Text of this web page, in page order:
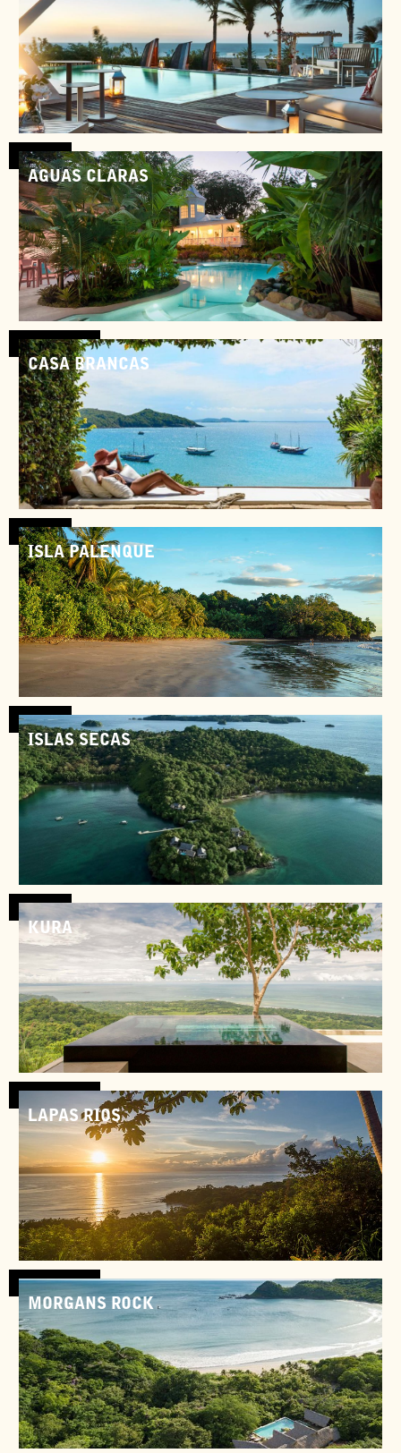
Brésil
AGUAS CLARAS
Costa Rica
CASA BRANCAS
Brésil
ISLA PALENQUE
Panama
ISLAS SECAS
Panama
KURA
LAPAS RIOS
Costa Rica
MORGANS ROCK